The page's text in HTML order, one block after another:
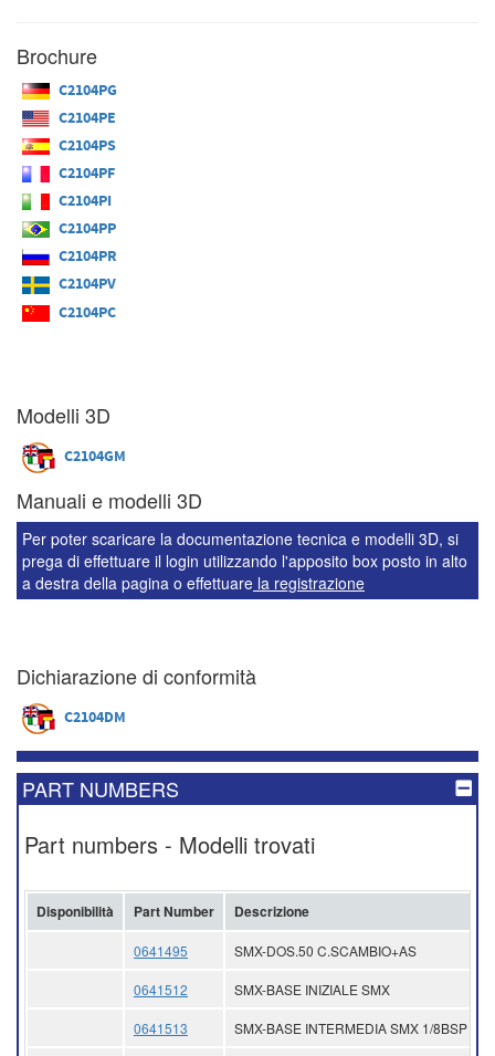
Brochure
C2104PG
C2104PE
C2104PS
C2104PF
C2104PI
C2104PP
C2104PR
C2104PV
C2104PC
Modelli 3D
C2104GM
Manuali e modelli 3D
Per poter scaricare la documentazione tecnica e modelli 3D, si
prega di effettuare il login utilizzando l'apposito box posto in alto
a destra della pagina o effettuare la registrazione
Dichiarazione di conformità
C2104DM
PART NUMBERS
Part numbers - Modelli trovati
Disponibilità Part Number Descrizione
0641495 SMX-DOS.50 C.SCAMBIO+AS
0641512 SMX-BASE INIZIALE SMX
0641513 SMX-BASE INTERMEDIA SMX 1/8BSP